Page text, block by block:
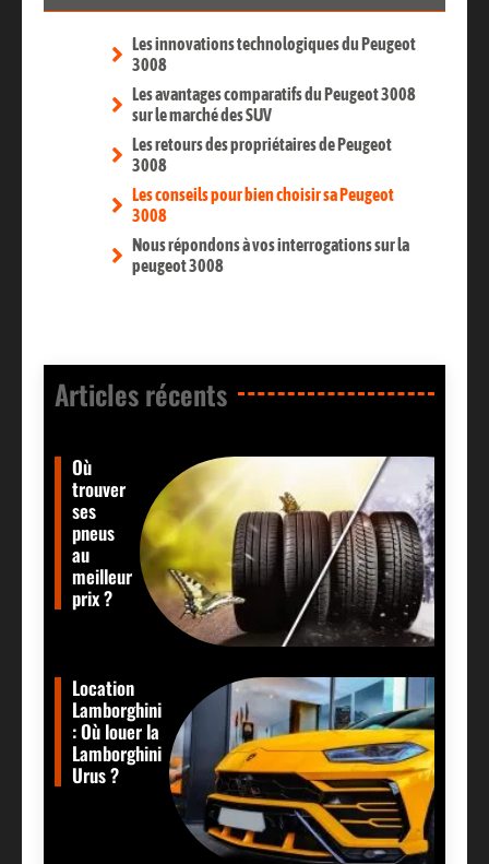
Les innovations technologiques du Peugeot
3008
Les avantages comparatifs du Peugeot 3008
sur le marché des SUV
Les retours des propriétaires de Peugeot
3008
Les conseils pour bien choisir sa Peugeot
3008
Nous répondons à vos interrogations sur la
peugeot 3008
Articles récents​
Où
trouver
ses
pneus
au
meilleur
prix ?
Location
Lamborghini
: Où louer la
Lamborghini
Urus ?